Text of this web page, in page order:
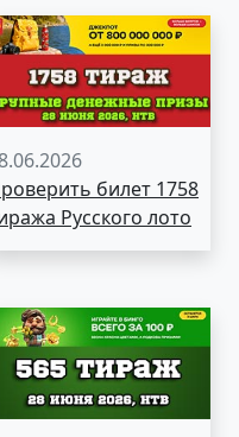
билет 1758
Русского лото